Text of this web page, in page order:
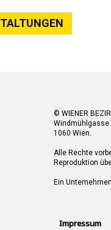
© WIENER
Windmühlgasse
1060 Wien.
Alle Rechte
Reproduktion
Ein
Impressum